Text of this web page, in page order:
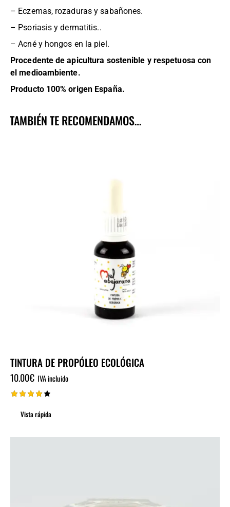
– Eczemas, rozaduras y sabañones.
– Psoriasis y dermatitis..
– Acné y hongos en la piel.
Procedente de apicultura sostenible y respetuosa con
el medioambiente.
Producto 100% origen España.
TAMBIÉN TE RECOMENDAMOS…
TINTURA DE PROPÓLEO ECOLÓGICA
10.00€ IVA incluido
o con
Vista rápida